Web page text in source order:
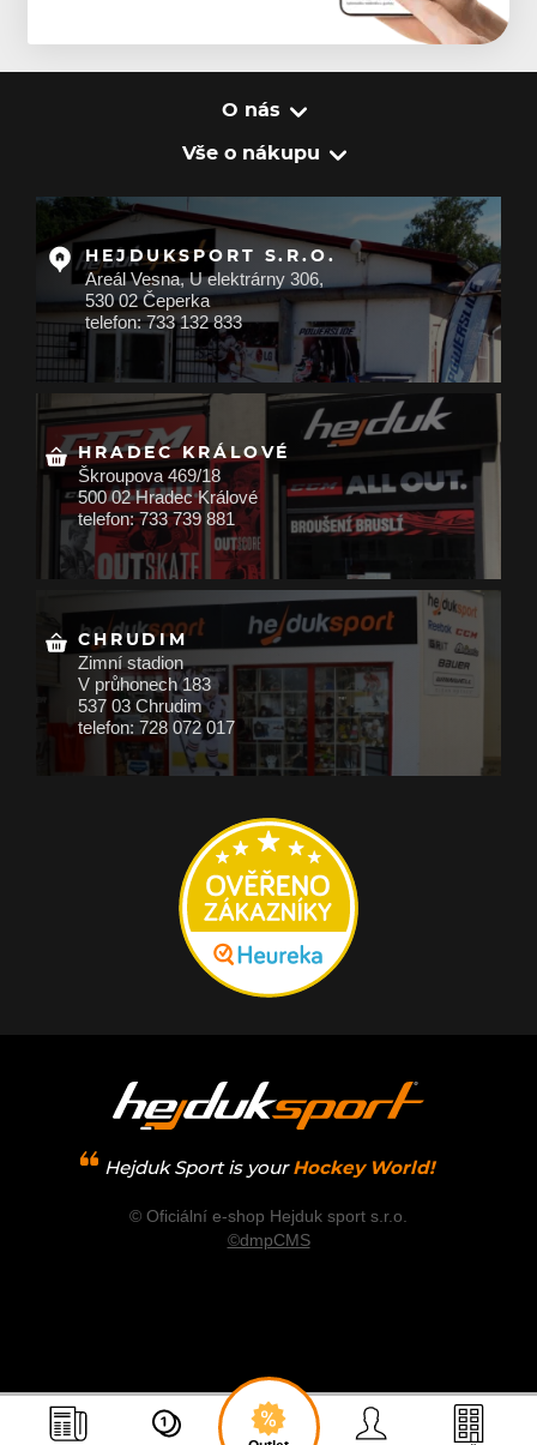
O nás
Vše o nákupu
HEJDUKSPORT S.R.O.
Areál Vesna, U elektrárny 306,
530 02 Čeperka
telefon: 733 132 833
HRADEC KRÁLOVÉ
Škroupova 469/18
500 02 Hradec Králové
telefon: 733 739 881
CHRUDIM
Zimní stadion
V průhonech 183
537 03 Chrudim
telefon: 728 072 017
Hejduk Sport is your Hockey World!
© Oficiální e-shop Hejduk sport s.r.o.
©dmpCMS